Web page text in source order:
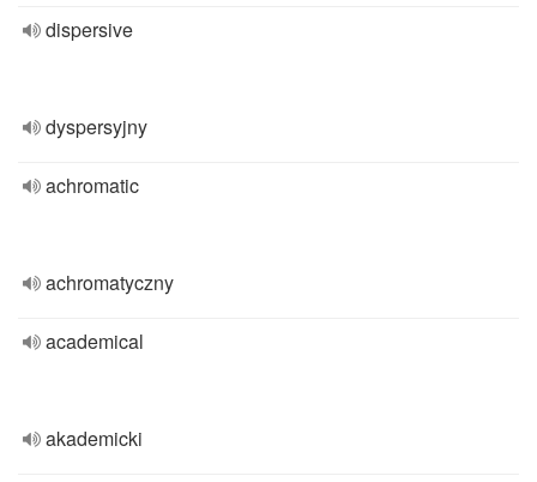
dispersive
dyspersyjny
achromatic
achromatyczny
academical
akademicki